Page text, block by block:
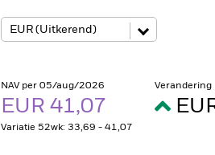
NAV per 05/aug/2026
EUR 41,07
Variatie 52wk: 33,69 - 41,07
Verandering